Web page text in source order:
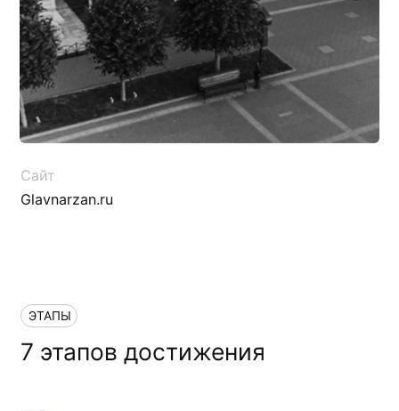
7 этапов достижения
цели
ЭТАПЫ